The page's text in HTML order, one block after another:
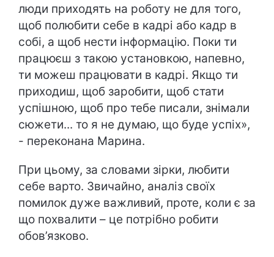
люди приходять на роботу не для того,
щоб полюбити себе в кадрі або кадр в
собі, а щоб нести інформацію. Поки ти
працюєш з такою установкою, напевно,
ти можеш працювати в кадрі. Якщо ти
приходиш, щоб заробити, щоб стати
успішною, щоб про тебе писали, знімали
сюжети... то я не думаю, що буде успіх»,
- переконана Марина.
При цьому, за словами зірки, любити
себе варто. Звичайно, аналіз своїх
помилок дуже важливий, проте, коли є за
що похвалити – це потрібно робити
обов’язково.